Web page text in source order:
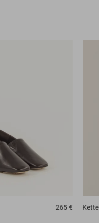
265 € Kette